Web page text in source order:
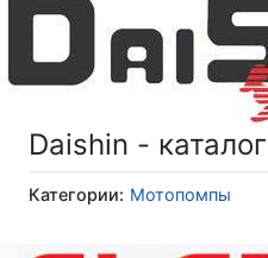
Daishin -
Категории: Мотопомпы